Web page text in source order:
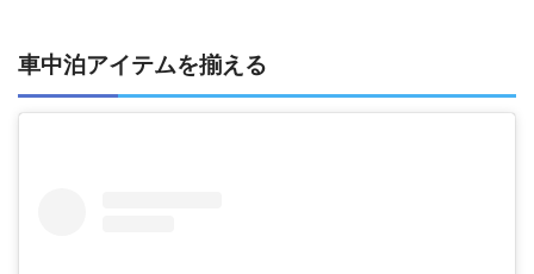
車中泊アイテムを揃える